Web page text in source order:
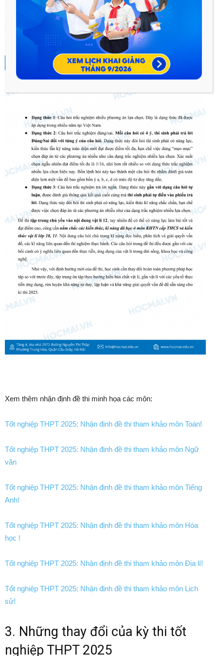
Xem thêm nhận định đề thi minh họa các môn:
Tốt nghiệp THPT 2025: Nhận định đề thi tham khảo môn Toán!
Tốt nghiệp THPT 2025: Nhận định đề thi tham khảo môn Ngữ
văn
Tốt nghiệp THPT 2025: Nhận định đề thi tham khảo môn Tiếng
Anh!
Tốt nghiệp THPT 2025: Nhận định đề thi tham khảo môn Hóa
học !
Tốt nghiệp THPT 2025: Nhận định đề thi tham khảo môn Địa lí!
Tốt nghiệp THPT 2025: Nhận định đề thi tham khảo môn Lịch
sử!
3. Những thay đổi của kỳ thi tốt
nghiệp THPT 2025